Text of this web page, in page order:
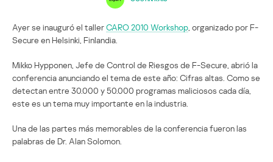
Ayer se inauguró el tallerCARO 2010 Workshop , organizado por F-
Secure en Helsinki, Finlandia.
Mikko Hypponen, Jefe de Control de Riesgos de F-Secure, abrió la
conferencia anunciando el tema de este año: Cifras altas. Como se
detectan entre 30.000 y 50.000 programas maliciosos cada día,
este es un tema muy importante en la industria.
Una de las partes más memorables de la conferencia fueron las
palabras de Dr. Alan Solomon.